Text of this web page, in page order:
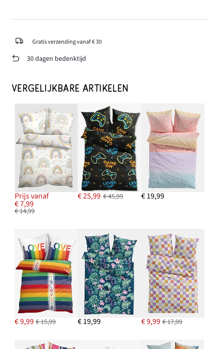
Gratis verzending vanaf € 30
30 dagen bedenktijd
VERGELIJKBARE ARTIKELEN
Prijs vanaf
€ 7,99
€ 14,99
€ 25,99 € 45,99 € 19,99
€ 9,99 € 15,99 € 19,99 € 9,99 € 17,99